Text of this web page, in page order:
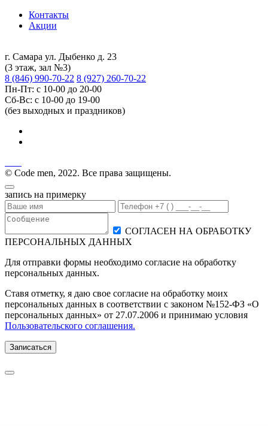
Контакты
Акции
г. Самара ул. Дыбенко д. 23
(3 этаж, зал №3)
8 (846) 990-70-22 8 (927) 260-70-22
Пн-Пт: с 10-00 до 20-00
Сб-Вс: с 10-00 до 19-00
(без выходных и праздников)
© Code men, 2022. Все права защищены.
запись на примерку
СОГЛАСЕН НА ОБРАБОТКУ
ПЕРСОНАЛЬНЫХ ДАННЫХ
Для отправки формы необходимо согласие на обработку
персональных данных.
Ставя отметку, я даю свое согласие на обработку моих
персональных данных в соответствии с законом №152-ФЗ «О
персональных данных» от 27.07.2006 и принимаю условия
Пользовательского соглашения.
Записаться